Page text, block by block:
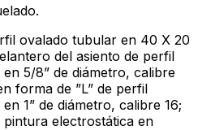
ovalado tubular en 40 X 20
del asiento de perfil
5/8” de diámetro, calibre
forma de ”L” de perfil
1” de diámetro, calibre 16;
electrostática en